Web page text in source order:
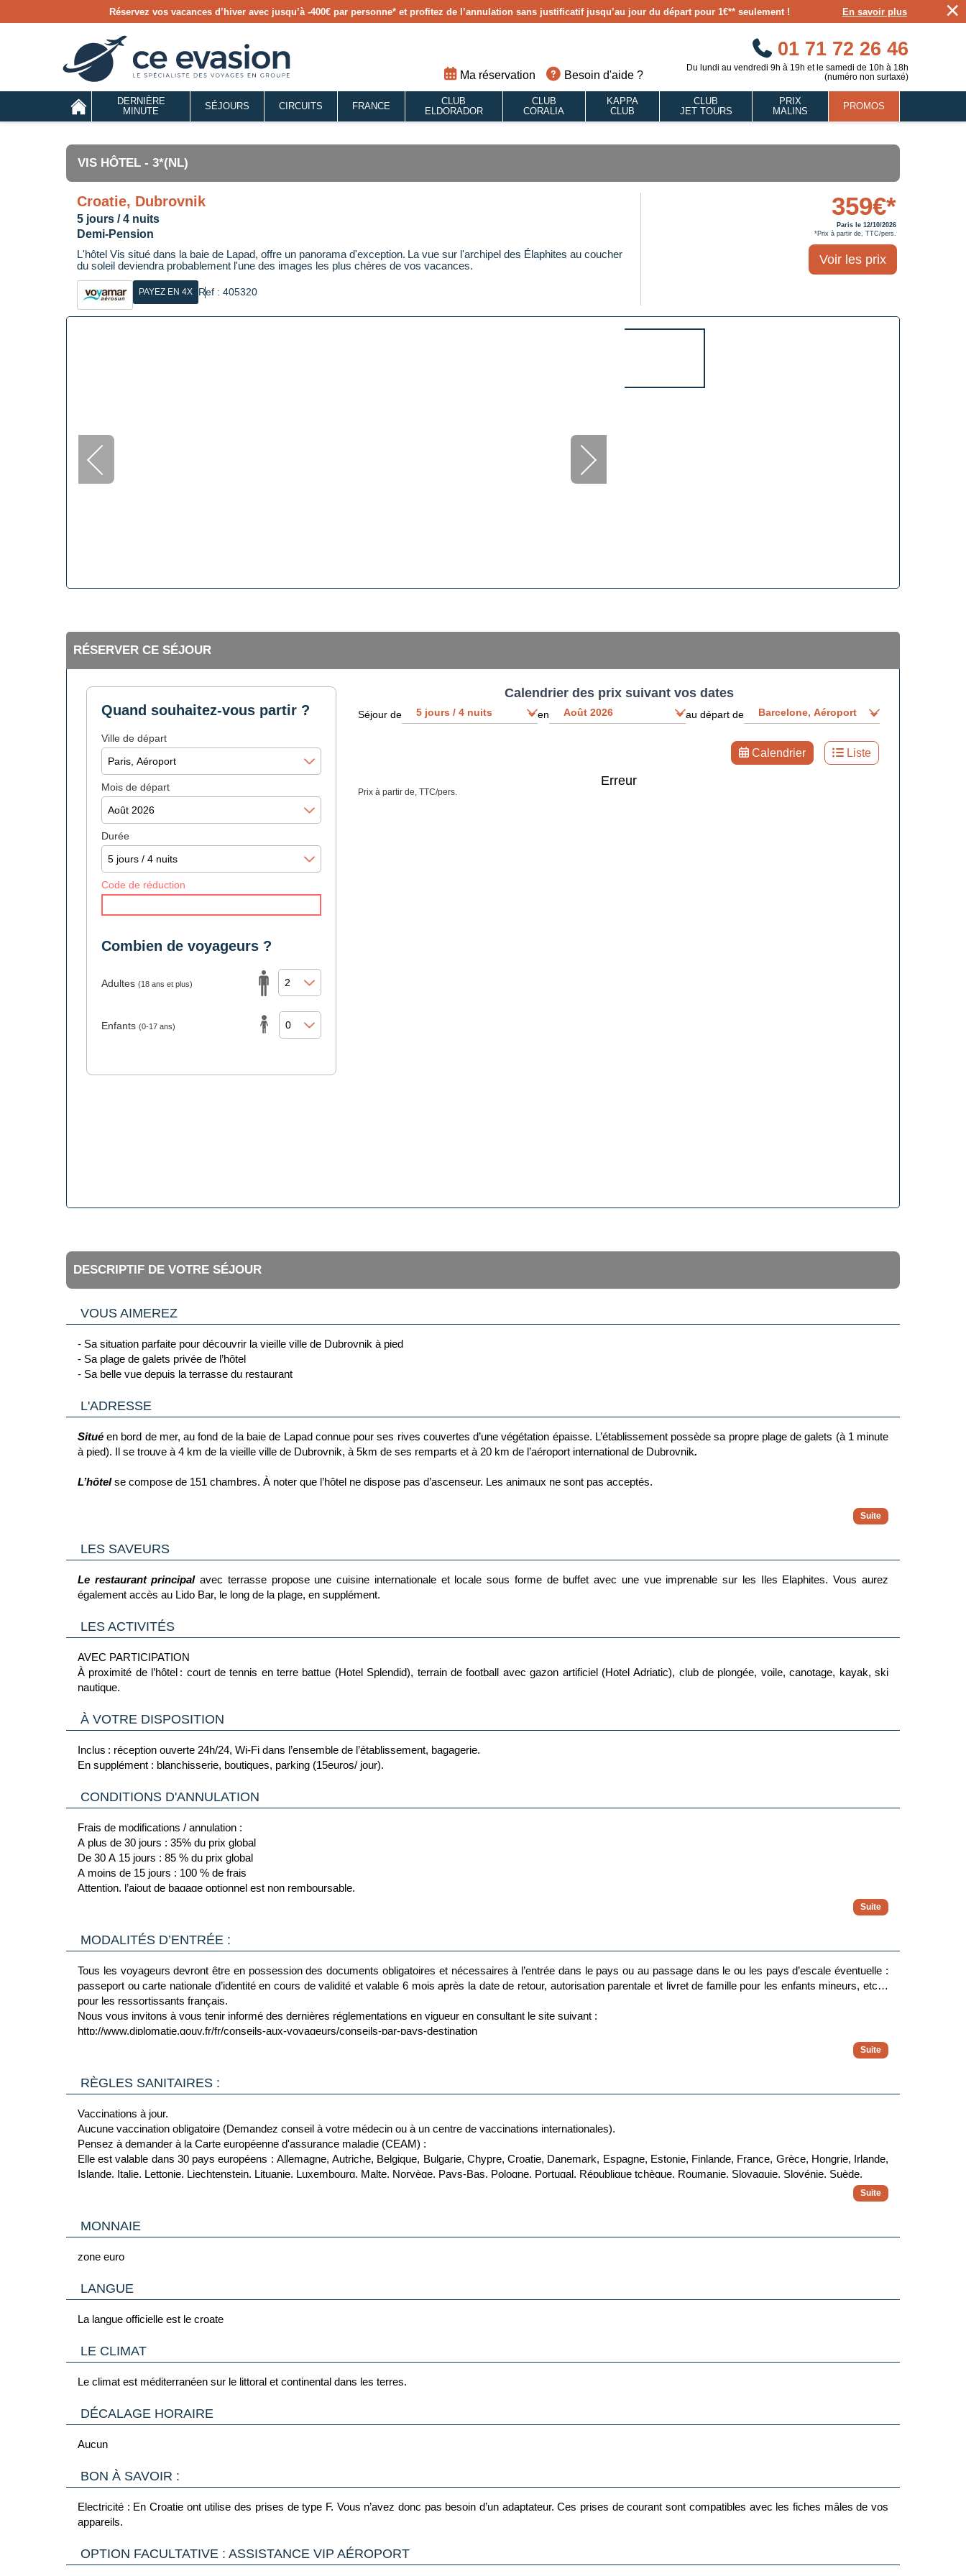
Réservez vos vacances d’hiver avec jusqu’à -400€ par personne* et profitez de l’annulation sans justificatif jusqu’au jour du départ pour 1€** seulement ! En savoir plus ×
Ma réservation Besoin d'aide ?
01 71 72 26 46
Du lundi au vendredi 9h à 19h et le samedi de 10h à 18h
(numéro non surtaxé)
DERNIÈRE
MINUTE
SÉJOURS CIRCUITS FRANCE
CLUB
ELDORADOR
CLUB
CORALIA
KAPPA
CLUB
CLUB
JET TOURS
PRIX
MALINS
PROMOS
VIS HÔTEL - 3*(NL)
Croatie, Dubrovnik
5 jours / 4 nuits
Demi-Pension
L'hôtel Vis situé dans la baie de Lapad, offre un panorama d'exception. La vue sur l'archipel des Élaphites au coucher
du soleil deviendra probablement l'une des images les plus chères de vos vacances.
PAYEZ EN 4X Ref : 405320
359€*
Paris le 12/10/2026
*Prix à partir de, TTC/pers.
Voir les prix
RÉSERVER CE SÉJOUR
Quand souhaitez-vous partir ?
Ville de départ
Mois de départ
Durée
Code de réduction
Combien de voyageurs ?
Adultes (18 ans et plus)
Enfants (0-17 ans)
Calendrier des prix suivant vos dates
Séjour de en au départ de
Calendrier Liste
Erreur
Prix à partir de, TTC/pers.
DESCRIPTIF DE VOTRE SÉJOUR
VOUS AIMEREZ
- Sa situation parfaite pour découvrir la vieille ville de Dubrovnik à pied
- Sa plage de galets privée de l’hôtel
- Sa belle vue depuis la terrasse du restaurant
L'ADRESSE
Situé en bord de mer, au fond de la baie de Lapad connue pour ses rives couvertes d’une végétation épaisse. L’établissement possède sa propre plage de galets (à 1 minute
à pied). Il se trouve à 4 km de la vieille ville de Dubrovnik, à 5km de ses remparts et à 20 km de l’aéroport international de Dubrovnik.
L’hôtelse compose de 151 chambres. À noter que l’hôtel ne dispose pas d’ascenseur. Les animaux ne sont pas acceptés.
disposent d'un balcon ou d'une terrasse. Elles sont équipées de la climatisation, télévision, téléphone, connexion wifi ainsi qu'une salle de bain avec baignoire
Chambre standard avec ou sans vue mer (environ 14 m²) : maxi 2 adultes.
LES SAVEURS
Le restaurant principal avec terrasse propose une cuisine internationale et locale sous forme de buffet avec une vue imprenable sur les Iles Elaphites. Vous aurez
également accès au Lido Bar, le long de la plage, en supplément.
LES ACTIVITÉS
AVEC PARTICIPATION
À proximité de l’hôtel : court de tennis en terre battue (Hotel Splendid), terrain de football avec gazon artificiel (Hotel Adriatic), club de plongée, voile, canotage, kayak, ski
nautique.
À VOTRE DISPOSITION
Inclus : réception ouverte 24h/24, Wi-Fi dans l’ensemble de l’établissement, bagagerie.
En supplément : blanchisserie, boutiques, parking (15euros/ jour).
CONDITIONS D'ANNULATION
Frais de modifications / annulation :
A plus de 30 jours : 35% du prix global
De 30 A 15 jours : 85 % du prix global
A moins de 15 jours : 100 % de frais
Attention, l’ajout de bagage optionnel est non remboursable.
Pour les ventes escapades, Travel Explorer et package dynamique (vols secs, hôtels sec ou package dynamique vol + hôtel) : 100 % du montant de la réservation pour toute
modification ou annulation, sous réserve de conditions plus favorables appliquées par le/les prestataire(s) concerné(s).
Pour toute annulation ou modification de vol de la part de la compagnie aérienne RYANAIR, le voyageur / passager devra faire sa demande de remboursement de façon
autonome directement sur le site de la compagnie aérienne. S'agissant d'une exigence de gestion de RYANAIR, Voyamar ne pourra pas être tenu pour responsable à la fois
de ce process et des délais de traitement de la compagnie aérienne, ainsi que des remboursements émis.
Nos circuits et croisières fluviales ne sont pas recommandés aux enfants et aux personnes à mobilité réduite.
Les maximums de participants sur nos circuits sont garantis avec une flexibilité de + ou – 10 %.
MODALITÉS D’ENTRÉE :
Tous les voyageurs devront être en possession des documents obligatoires et nécessaires à l’entrée dans le pays ou au passage dans le ou les pays d’escale éventuelle :
passeport ou carte nationale d’identité en cours de validité et valable 6 mois après la date de retour, autorisation parentale et livret de famille pour les enfants mineurs, etc…
pour les ressortissants français.
Nous vous invitons à vous tenir informé des dernières réglementations en vigueur en consultant le site suivant :
http://www.diplomatie.gouv.fr/fr/conseils-aux-voyageurs/conseils-par-pays-destination
Pourquoi inscrire son voyage sur le site officiel du gouvernement français « Ariane » ?
Au cours de votre voyage, et si la situation du pays le justifie :
Vous recevrez par e-mail ou SMS des informations et des consignes de sécurité.
La personne de contact désignée sur votre compte pourra également être prévenue le cas échéant.
https://pastel.diplomatie.gouv.fr/fildariane/dyn/public/login.html;jsessionid=DB27F93A92CBBA83F5BC5CDD1536FF54.jvm01945-2
RÈGLES SANITAIRES :
Vaccinations à jour.
Aucune vaccination obligatoire (Demandez conseil à votre médecin ou à un centre de vaccinations internationales).
Pensez à demander à la Carte européenne d'assurance maladie (CEAM) :
Elle est valable dans 30 pays européens : Allemagne, Autriche, Belgique, Bulgarie, Chypre, Croatie, Danemark, Espagne, Estonie, Finlande, France, Grèce, Hongrie, Irlande,
Islande, Italie, Lettonie, Liechtenstein, Lituanie, Luxembourg, Malte, Norvège, Pays-Bas, Pologne, Portugal, République tchèque, Roumanie, Slovaquie, Slovénie, Suède.
MONNAIE
zone euro
LANGUE
La langue officielle est le croate
LE CLIMAT
Le climat est méditerranéen sur le littoral et continental dans les terres.
DÉCALAGE HORAIRE
Aucun
BON À SAVOIR :
Electricité : En Croatie ont utilise des prises de type F. Vous n’avez donc pas besoin d’un adaptateur. Ces prises de courant sont compatibles avec les fiches mâles de vos
appareils.
OPTION FACULTATIVE : ASSISTANCE VIP AÉROPORT